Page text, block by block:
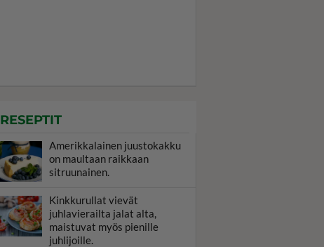
RESEPTIT
Amerikkalainen juustokakku
on maultaan raikkaan
sitruunainen.
Kinkkurullat vievät
juhlavierailta jalat alta,
maistuvat myös pienille
juhlijoille.